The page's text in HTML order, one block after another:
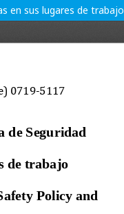
en sus lugares de trabajo